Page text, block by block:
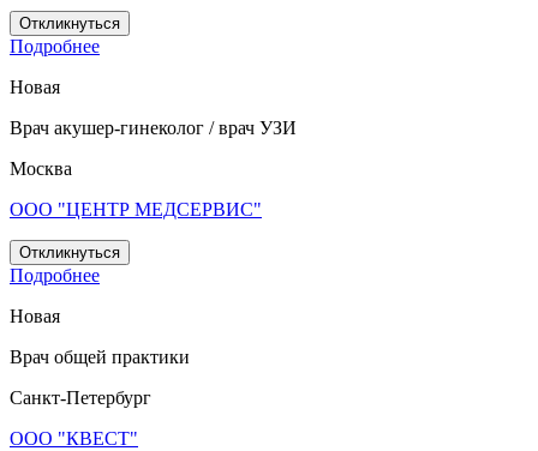
Откликнуться
Подробнее
Новая
Врач акушер-гинеколог / врач УЗИ
Москва
ООО "ЦЕНТР МЕДСЕРВИС"
Откликнуться
Подробнее
Новая
Врач общей практики
Санкт-Петербург
ООО "КВЕСТ"